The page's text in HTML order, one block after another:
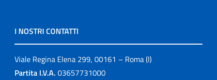
I NOSTRI CONTATTI
Viale Regina Elena 299, 00161 – Roma (I)
Partita I.V.A. 03657731000